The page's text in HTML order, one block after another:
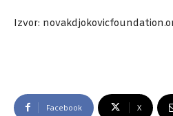
Izvor:
Facebook X